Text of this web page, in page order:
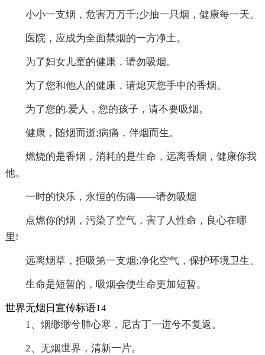
小小一支烟，危害万万千;少抽一只烟，健康每一天。
医院，应成为全面禁烟的一方净土。
为了妇女儿童的健康，请勿吸烟。
为了您和他人的健康，请熄灭您手中的香烟。
为了您的.爱人，您的孩子，请不要吸烟。
健康，随烟而逝;病痛，伴烟而生。
燃烧的是香烟，消耗的是生命，远离香烟，健康你我
他。
一时的快乐，永恒的伤痛——请勿吸烟
点燃你的烟，污染了空气，害了人性命，良心在哪
里!
远离烟草，拒吸第一支烟;净化空气，保护环境卫生。
生命是短暂的，吸烟会使生命更加短暂。
世界无烟日宣传标语14
1、烟缈缈兮肺心寒，尼古丁一进兮不复返。
2、无烟世界，清新一片。